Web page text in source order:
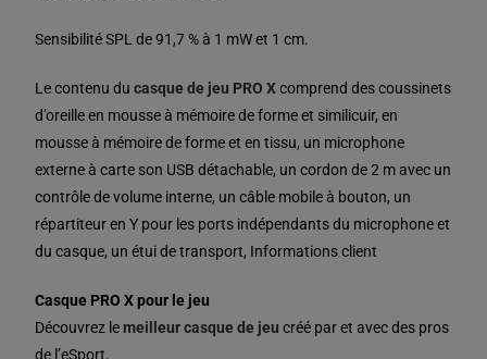
Sensibilité SPL de 91,7 % à 1 mW et 1 cm.
Le contenu ducasque de jeu PRO Xcomprend des coussinets
d’oreille en mousse à mémoire de forme et similicuir, en
mousse à mémoire de forme et en tissu, un microphone
externe à carte son USB détachable, un cordon de 2 m avec un
contrôle de volume interne, un câble mobile à bouton, un
répartiteur en Y pour les ports indépendants du microphone et
du casque, un étui de transport, Informations client
Casque PRO X pour le jeu
Découvrez lemeilleur casque de jeu créé par et avec des pros
de l’eSport.